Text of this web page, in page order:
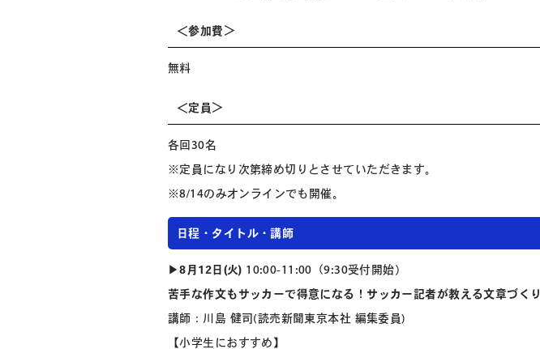
＜参加費＞
無料
＜定員＞
各回30名
※定員になり次第締め切りとさせていただきます。
※8/14のみオンラインでも開催。
日程・タイトル・講師
▶︎8月12日(火) 10:00-11:00（9:30受付開始）
苦手な作文もサッカーで得意になる！サッカー記者が教える文章づくり
講師：川島 健司(読売新聞東京本社 編集委員)
【小学生におすすめ】